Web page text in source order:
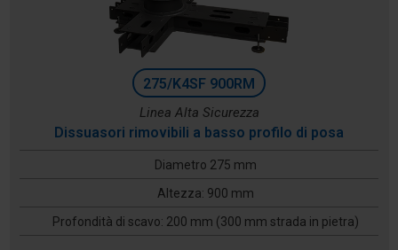
275/K4SF 900RM
Linea Alta Sicurezza
Dissuasori rimovibili a basso profilo di posa
Diametro 275 mm
Altezza: 900 mm
Profondità di scavo: 200 mm (300 mm strada in pietra)